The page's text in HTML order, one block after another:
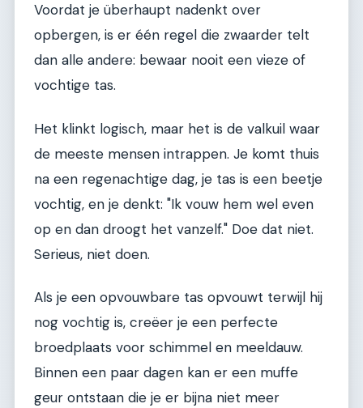
Voordat je überhaupt nadenkt over
opbergen, is er één regel die zwaarder telt
dan alle andere: bewaar nooit een vieze of
vochtige tas.
Het klinkt logisch, maar het is de valkuil waar
de meeste mensen intrappen. Je komt thuis
na een regenachtige dag, je tas is een beetje
vochtig, en je denkt: "Ik vouw hem wel even
op en dan droogt het vanzelf." Doe dat niet.
Serieus, niet doen.
Als je een opvouwbare tas opvouwt terwijl hij
nog vochtig is, creëer je een perfecte
broedplaats voor schimmel en meeldauw.
Binnen een paar dagen kan er een muffe
geur ontstaan die je er bijna niet meer